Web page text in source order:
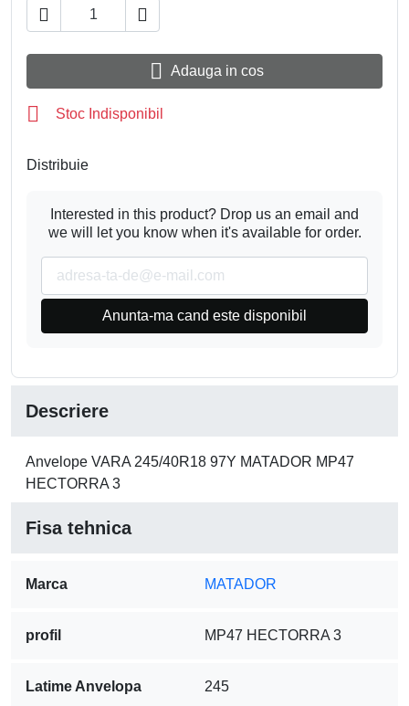
 
 Adauga in cos
 Stoc Indisponibil
Distribuie
Interested in this product? Drop us an email and
we will let you know when it's available for order.
Anunta-ma cand este disponibil
Descriere
Anvelope VARA 245/40R18 97Y MATADOR MP47
HECTORRA 3
Fisa tehnica
Marca MATADOR
profil MP47 HECTORRA 3
Latime Anvelopa 245